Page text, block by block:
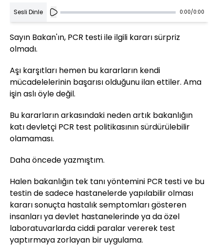
Sesli Dinle 0:00/0:00
Sayın Bakan'ın, PCR testi ile ilgili kararı sürpriz
olmadı.
Aşı karşıtları hemen bu kararların kendi
mücadelelerinin başarısı olduğunu ilan ettiler. Ama
işin aslı öyle değil.
Bu kararların arkasındaki neden artık bakanlığın
katı devletçi PCR test politikasının sürdürülebilir
olamaması.
Daha öncede yazmıştım.
Halen bakanlığın tek tanı yöntemini PCR testi ve bu
testin de sadece hastanelerde yapılabilir olması
kararı sonuçta hastalık semptomları gösteren
insanları ya devlet hastanelerinde ya da özel
laboratuvarlarda ciddi paralar vererek test
yaptırmaya zorlayan bir uygulama.